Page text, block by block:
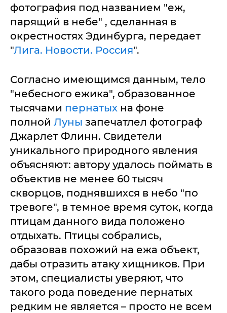
фотография под названием "еж,
парящий в небе" , сделанная в
окрестностях Эдинбурга, передает
"Лига. Новости. Россия".
Согласно имеющимся данным, тело
"небесного ежика", образованное
тысячами пернатых на фоне
полной Луны запечатлел фотограф
Джарлет Флинн. Свидетели
уникального природного явления
объясняют: автору удалось поймать в
объектив не менее 60 тысяч
скворцов, поднявшихся в небо "по
тревоге", в темное время суток, когда
птицам данного вида положено
отдыхать. Птицы собрались,
образовав похожий на ежа объект,
дабы отразить атаку хищников. При
этом, специалисты уверяют, что
такого рода поведение пернатых
редким не является – просто не всем